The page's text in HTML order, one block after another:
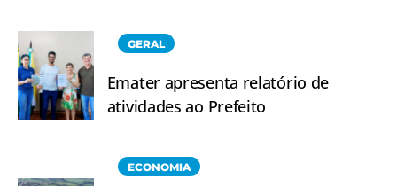
GERAL
Emater apresenta relatório de
atividades ao Prefeito
ECONOMIA